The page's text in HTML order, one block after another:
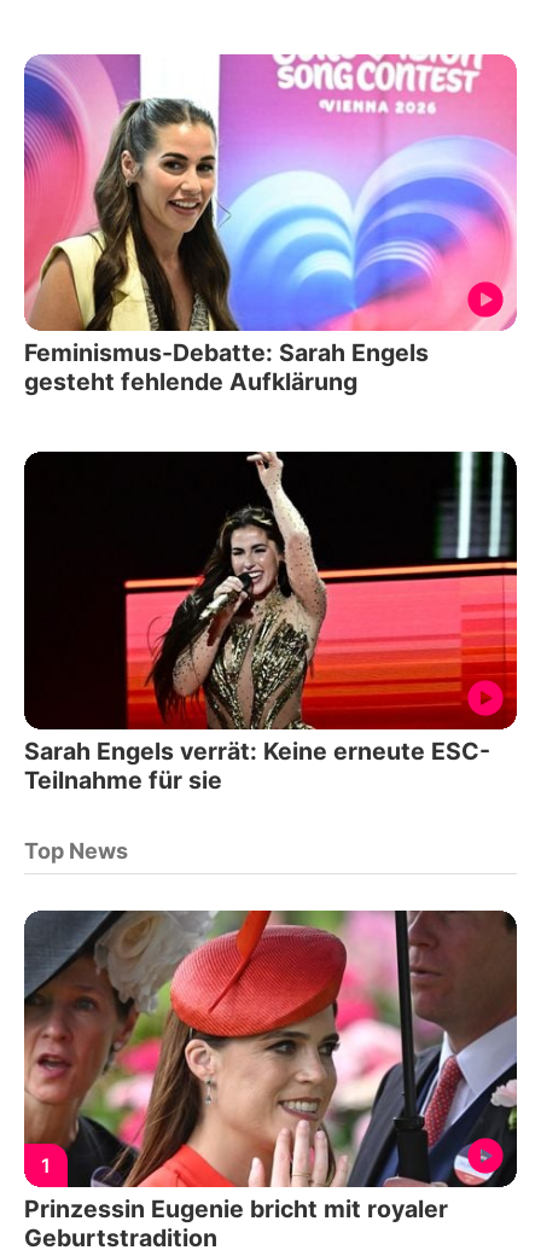
Feminismus-Debatte: Sarah Engels
gesteht fehlende Aufklärung
Sarah Engels verrät: Keine erneute ESC-
Teilnahme für sie
Top News
1
Prinzessin Eugenie bricht mit royaler
Geburtstradition